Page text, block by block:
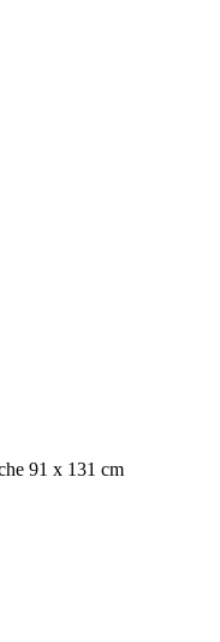
91 x 131 cm